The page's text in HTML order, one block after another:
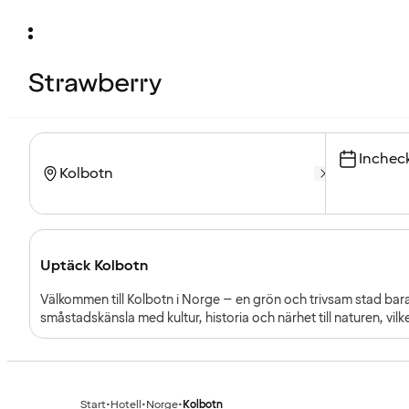
Uptäck Kolbotn
Välkommen till Kolbotn i Norge – en grön och trivsam stad
småstadskänsla med kultur, historia och närhet till naturen,
utforska både den norska huvudstaden och området kring
Start•Hotell•Norge•Kolbotn